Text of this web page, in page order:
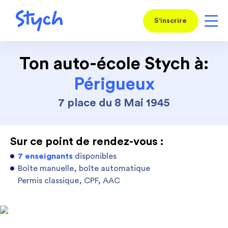
S'inscrire
Ton auto-école Stych à:
Périgueux
7 place du 8 Mai 1945
Sur ce point de rendez-vous :
7 enseignants disponibles
Boîte manuelle, boîte automatique
Permis classique, CPF, AAC